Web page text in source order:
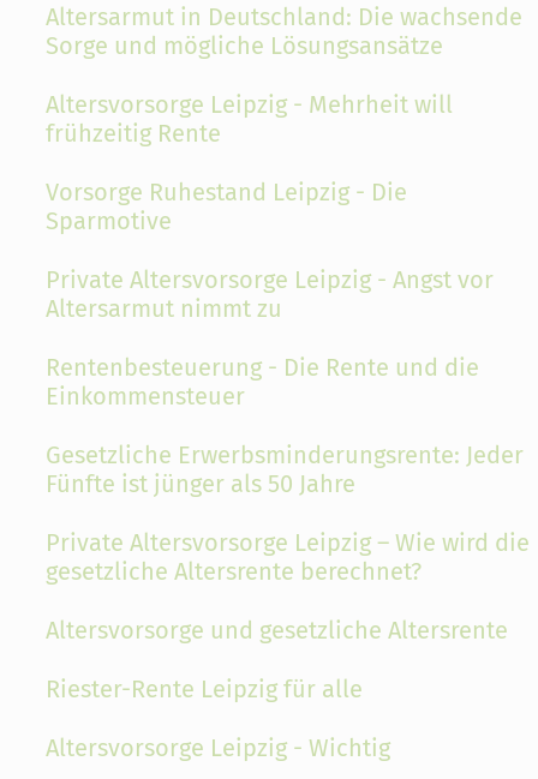
Altersarmut in Deutschland: Die wachsende
Sorge und mögliche Lösungsansätze
Altersvorsorge Leipzig - Mehrheit will
frühzeitig Rente
Vorsorge Ruhestand Leipzig - Die
Sparmotive
Private Altersvorsorge Leipzig - Angst vor
Altersarmut nimmt zu
Rentenbesteuerung - Die Rente und die
Einkommensteuer
Gesetzliche Erwerbsminderungsrente: Jeder
Fünfte ist jünger als 50 Jahre
Private Altersvorsorge Leipzig – Wie wird die
gesetzliche Altersrente berechnet?
Altersvorsorge und gesetzliche Altersrente
Riester-Rente Leipzig für alle
Altersvorsorge Leipzig - Wichtig